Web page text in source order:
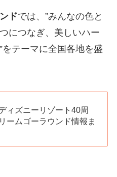
ドでは、”みんなの色と
につなぎ、美しいハー
テーマに全国各地を盛
ディズニーリゾート40周
ームゴーラウンド情報ま